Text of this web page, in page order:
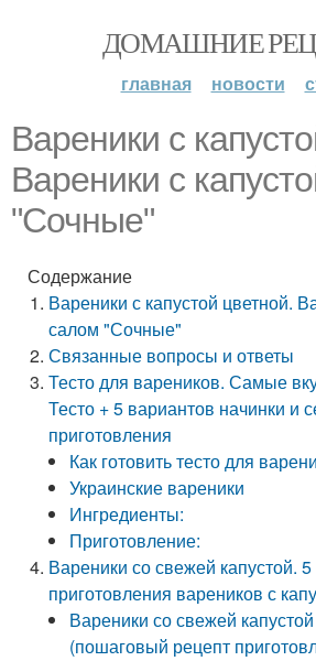
ДОМАШНИЕ
главная новости
Вареники с
Вареники с
"Сочные"
Содержание
Вареники с капустой цветной.
салом "Сочные"
Связанные вопросы и ответы
Тесто для вареников. Самые
Тесто + 5 вариантов начинки и
приготовления
Как готовить тесто для
Украинские вареники
Ингредиенты:
Приготовление:
Вареники со свежей капустой.
приготовления вареников с
Вареники со свежей
(пошаговый рецепт